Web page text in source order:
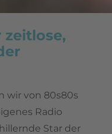
zeitlose,
wir von 80s80s
Radio
Star der